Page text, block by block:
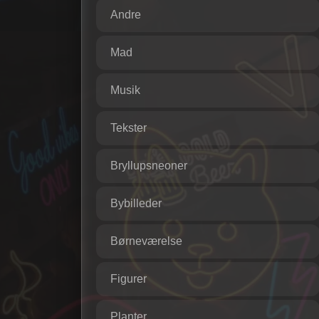
Andre
Mad
Musik
Tekster
Bryllupsneoner
Bybilleder
Børneværelse
Figurer
Planter